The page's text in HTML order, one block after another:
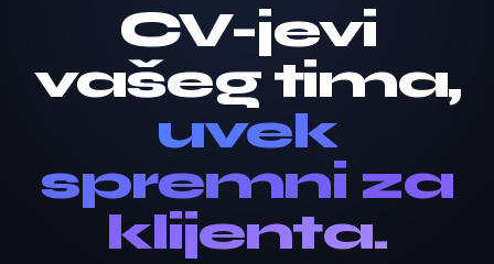
CV-jevi
vašeg tima,
uvek
spremni za
klijenta.